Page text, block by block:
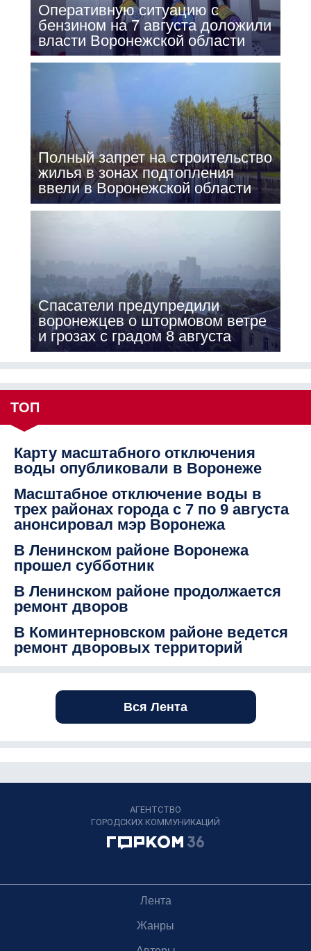
Оперативную ситуацию с
бензином на 7 августа доложили
власти Воронежской области
Полный запрет на строительство
жилья в зонах подтопления
ввели в Воронежской области
Спасатели предупредили
воронежцев о штормовом ветре
и грозах с градом 8 августа
ТОП
Карту масштабного отключения
воды опубликовали в Воронеже
Масштабное отключение воды в
трех районах города с 7 по 9 августа
анонсировал мэр Воронежа
В Ленинском районе Воронежа
прошел субботник
В Ленинском районе продолжается
ремонт дворов
В Коминтерновском районе ведется
ремонт дворовых территорий
Вся Лента
АГЕНТСТВО
ГОРОДСКИХ КОММУНИКАЦИЙ
Лента
Жанры